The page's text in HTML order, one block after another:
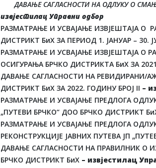
ДАВАЊЕ САГЛАСНОСТИ НА ОДЛУКУ О
извјестилац Управни одбор
РАЗМАТРАЊЕ И УСВАЈАЊЕ ИЗВЈЕШТАЈА О
ДИСТРИКТ БиХ ЗА ПЕРИОД 1. ЈАНУАР – 30.
РАЗМАТРАЊЕ И УСВАЈАЊЕ ИЗВЈЕШТАЈА
ОСИГУРАЊА БРЧКО ДИСТРИКТА БиХ ЗА
ДАВАЊЕ САГЛАСНОСТИ НА РЕВИДИРАНИ/
ДИСТРИКТ БиХ ЗА 2022. ГОДИНУ БРОЈ II –
РАЗМАТРАЊЕ И УСВАЈАЊЕ ПРЕДЛОГА
„ПУТЕВИ БРЧКО“ ДОО БРЧКО ДИСТРИКТ
РАЗМАТРАЊЕ И УСВАЈАЊЕ ПРЕДЛОГА
РЕКОНСТРУКЦИЈЕ ЈАВНИХ ПУТЕВА ЈП
ДАВАЊЕ САГЛАСНОСТИ НА ПРАВИЛНИК О
БРЧКО ДИСТРИКТ БиХ – извјестилац